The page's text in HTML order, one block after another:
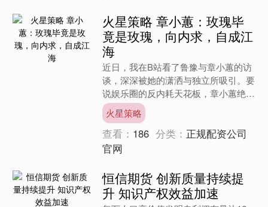
火星策略 章小蕙：玫瑰毕
竟是玫瑰，向内求，自成江
海
近日，我在B站看了鲁豫与章小蕙的访
谈，深深被她的潇洒与独立所吸引。要
说娱乐圈的反内耗天花板，章小蕙绝对
是其中的佼佼者，能把恋爱脑翻车活成
事业脑开挂，能把欠亿官司....
火星策略
查看： 186 分类： 正规配资公司
官网
恒信期货 创新质量持续提
升 知识产权效益加速